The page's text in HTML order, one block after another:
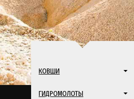
КОВШИ
ГИДРОМОЛОТЫ